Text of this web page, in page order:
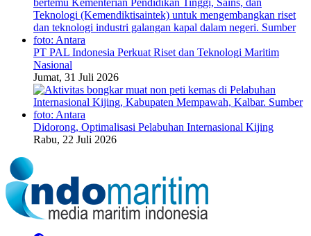
PT PAL Indonesia Perkuat Riset dan Teknologi Maritim
Nasional
Jumat, 31 Juli 2026
Didorong, Optimalisasi Pelabuhan Internasional Kijing
Rabu, 22 Juli 2026